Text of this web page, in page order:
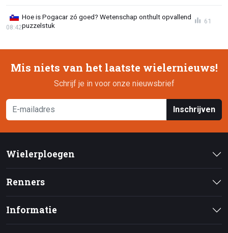
Hoe is Pogacar zó goed? Wetenschap onthult opvallend
puzzelstuk
08:42
61
Mis niets van het laatste wielernieuws!
Schrijf je in voor onze nieuwsbrief
Inschrijven
Wielerploegen
Renners
Informatie